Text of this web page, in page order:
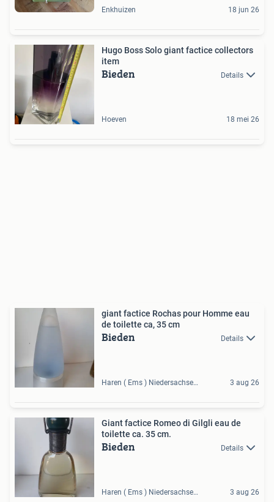
Enkhuizen 18 jun 26
Hugo Boss Solo giant factice collectors
item
Bieden Details
Hoeven 18 mei 26
giant factice Rochas pour Homme eau
de toilette ca, 35 cm
Bieden Details
Haren ( Ems ) Niedersachsen, DE 3 aug 26
Giant factice Romeo di Gilgli eau de
toilette ca. 35 cm.
Bieden Details
Haren ( Ems ) Niedersachsen, DE 3 aug 26